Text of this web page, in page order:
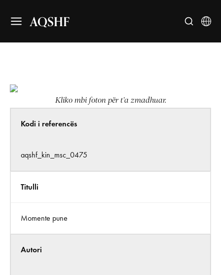
AQSHF
Kliko mbi foton për t’a zmadhuar.
Kodi i referencës
aqshf_kin_msc_0475
Titulli
Momente pune
Autori